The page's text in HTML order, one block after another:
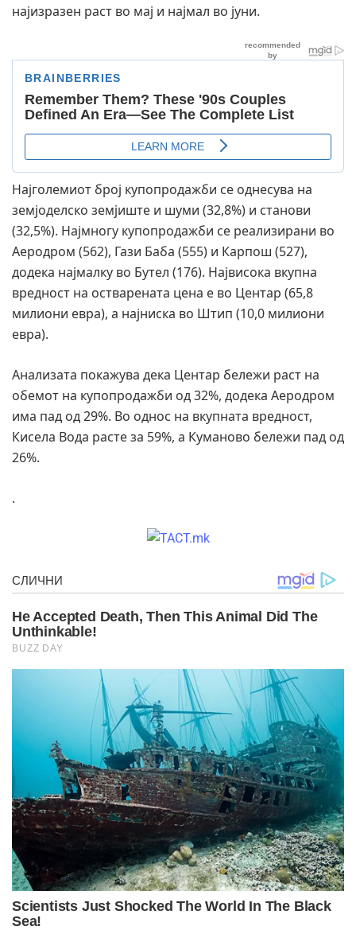
најизразен раст во мај и најмал во јуни.
Најголемиот број купопродажби се однесува на
земјоделско земјиште и шуми (32,8%) и станови
(32,5%). Најмногу купопродажби се реализирани во
Аеродром (562), Гази Баба (555) и Карпош (527),
додека најмалку во Бутел (176). Највисока вкупна
вредност на остварената цена е во Центар (65,8
милиони евра), а најниска во Штип (10,0 милиони
евра).
Анализата покажува дека Центар бележи раст на
обемот на купопродажби од 32%, додека Аеродром
има пад од 29%. Во однос на вкупната вредност,
Кисела Вода расте за 59%, а Куманово бележи пад од
26%.
.